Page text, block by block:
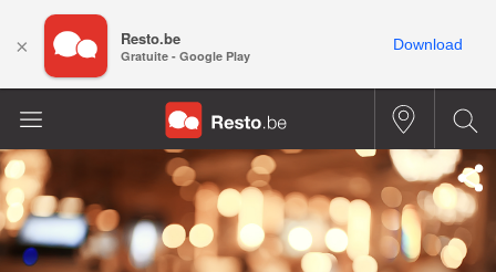
× Resto.be
Gratuite - Google Play
Download